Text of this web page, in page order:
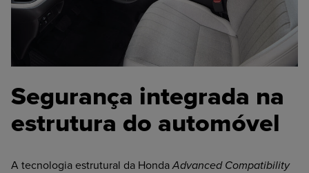
Segurança integrada na
estrutura do automóvel
A tecnologia estrutural da HondaAdvanced Compatibility